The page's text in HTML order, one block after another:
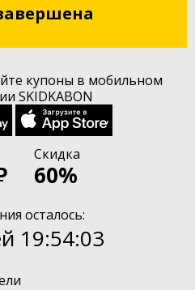
купоны в мобильном
SKIDKABON
Скидка
60%
осталось:
19:54:03